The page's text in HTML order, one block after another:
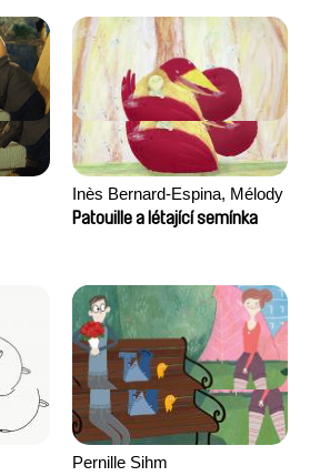
Inès Bernard-Espina, Mélody
Boulissière, Clémentine
Patouille a létající semínka
Pernille Sihm